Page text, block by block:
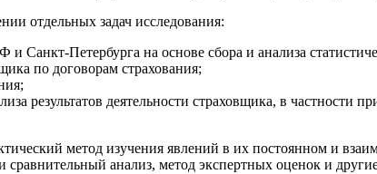
отдельных задач исследования:
Санкт-Петербурга на основе сбора и анализа
по договорам страхования;
результатов деятельности страховщика, в частности
метод изучения явлений в их постоянном и
анализ, метод экспертных оценок и